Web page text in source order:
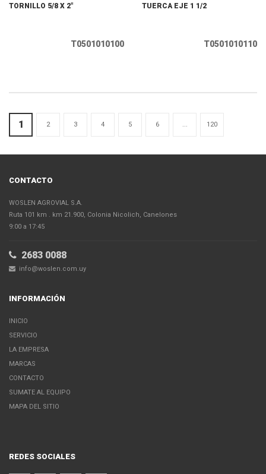
TORNILLO 5/8 X 2"
T0501010100
TUERCA EJE 1 1/2
T0501010110
1 2 3 4 5 6 ... 120
CONTACTO
WOSLEN AGROVIAL S.A.
Ruta 101 km . km 21.900, Colonia Nicolich, Canelones
9:00 a 17:45
2683 0088
info@woslen.com.uy
INFORMACIÓN
INICIO
SERVICIO
LA EMPRESA
MARCAS
CONTACTO
SUMATE AL EQUIPO
MAPA DEL SITIO
REDES SOCIALES